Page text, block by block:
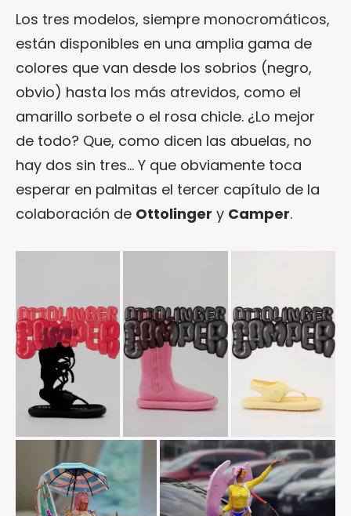
Los tres modelos, siempre monocromáticos,
están disponibles en una amplia gama de
colores que van desde los sobrios (negro,
obvio) hasta los más atrevidos, como el
amarillo sorbete o el rosa chicle. ¿Lo mejor
de todo? Que, como dicen las abuelas, no
hay dos sin tres… Y que obviamente toca
esperar en palmitas el tercer capítulo de la
colaboración de Ottolinger y Camper.